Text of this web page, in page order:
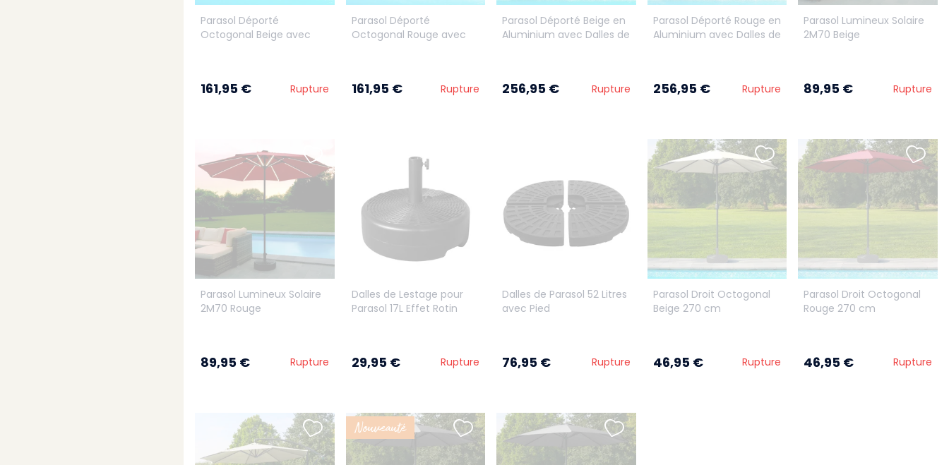
Parasol Déporté
Octogonal Beige avec
161,95 € Rupture
Parasol Déporté
Octogonal Rouge avec
161,95 € Rupture
Parasol Déporté Beige en
Aluminium avec Dalles de
256,95 € Rupture
Parasol Déporté Rouge en
Aluminium avec Dalles de
256,95 € Rupture
Parasol Lumineux Solaire
2M70 Beige
89,95 € Rupture
Parasol Lumineux Solaire
2M70 Rouge
89,95 € Rupture
Dalles de Lestage pour
Parasol 17L Effet Rotin
29,95 € Rupture
Dalles de Parasol 52 Litres
avec Pied
76,95 € Rupture
Parasol Droit Octogonal
Beige 270 cm
46,95 € Rupture
Parasol Droit Octogonal
Rouge 270 cm
46,95 € Rupture
Nouveauté